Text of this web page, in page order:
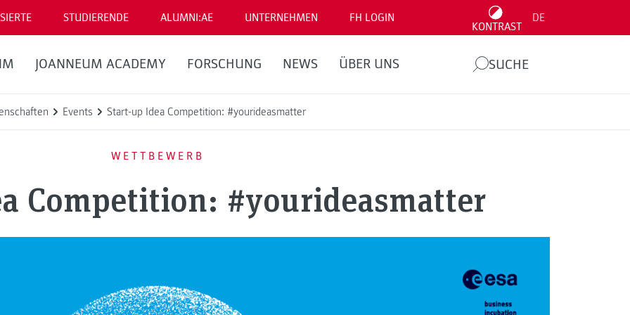
STUDIERENDE ALUMNI:AE UNTERNEHMEN FH LOGIN
KONTRAST
DE
JOANNEUM ACADEMY FORSCHUNG NEWS ÜBER UNS SUCHE
Events Start-up Idea Competition: #yourideasmatter
WETTBEWERB
Competition: #yourideasmatter